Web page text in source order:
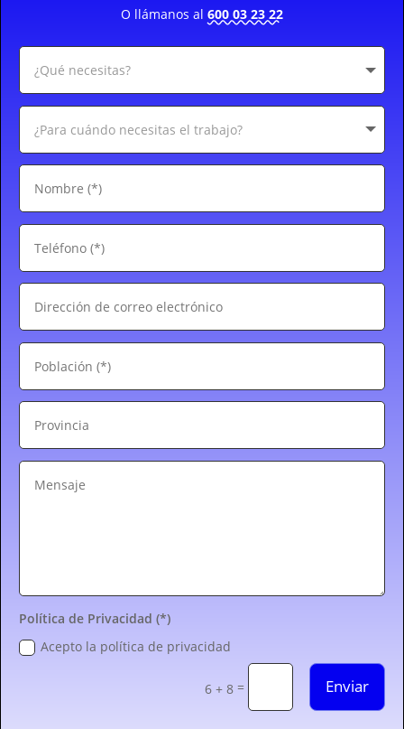
O llámanos al 600 03 23 22
Política de Privacidad (*)
Acepto la política de privacidad
6 + 8 = Enviar